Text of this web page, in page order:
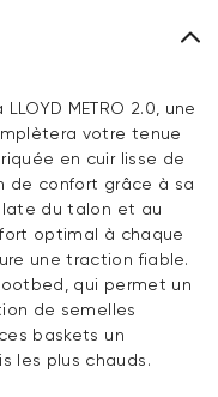
METRO 2.0, une
votre tenue
en cuir lisse de
de confort grâce à sa
du talon et au
optimal à chaque
une traction fiable.
qui permet un
de semelles
baskets un
les plus chauds.